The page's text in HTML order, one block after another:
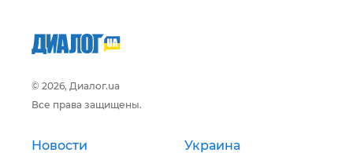
© 2026, Диалог.ua
Все права защищены.
Новости Украина